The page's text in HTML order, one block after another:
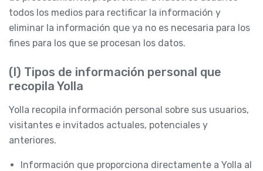
todos los medios para rectificar la información y
eliminar la información que ya no es necesaria para los
fines para los que se procesan los datos.
(I) Tipos de información personal que
recopila Yolla
Yolla recopila información personal sobre sus usuarios,
visitantes e invitados actuales, potenciales y
anteriores.
Información que proporciona directamente a Yolla al